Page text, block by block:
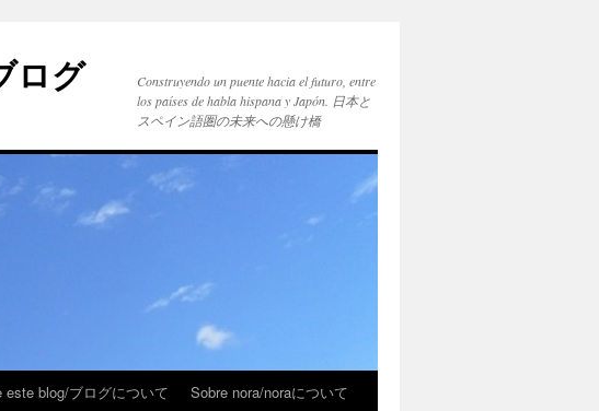
ログ
Construyendo un puente hacia el futuro, entre
los países de habla hispana y Japón. 日本と
スペイン語圏の未来への懸け橋
este blog/ブログについて Sobre nora/noraについて